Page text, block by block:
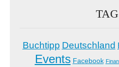
Buchtipp Deutschland
Events Facebook